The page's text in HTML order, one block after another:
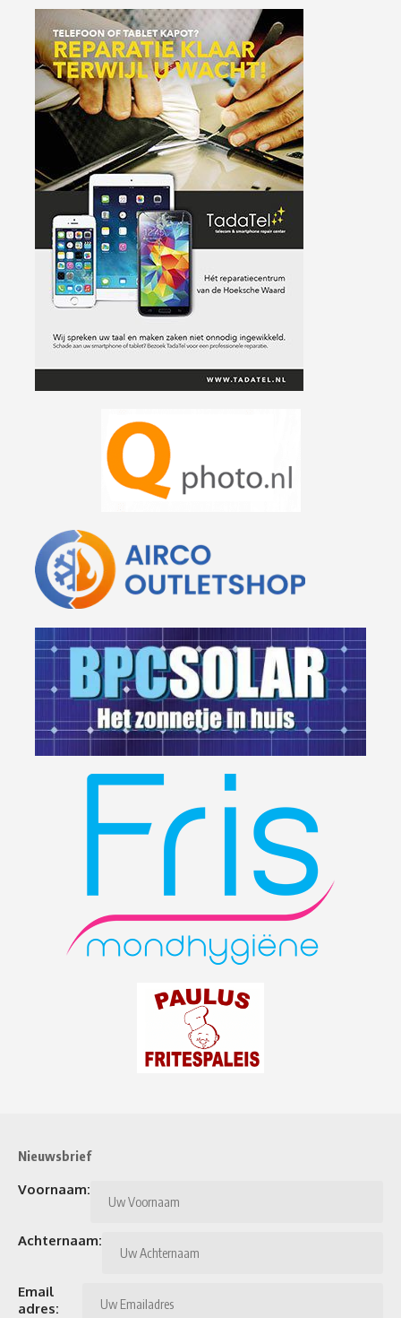
Nieuwsbrief
Voornaam:
Achternaam:
Email
adres: